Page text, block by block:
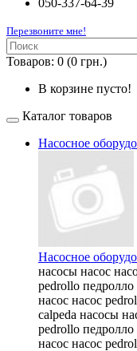
050-337-64-39
Перезвоните мне!
Товаров: 0 (0 грн.)
В корзине пусто!
Каталог товаров
Насосное
Насосное
насосы насос
pedrollo педролло
насос насос
calpeda насосы
pedrollo педролло
насос насос